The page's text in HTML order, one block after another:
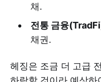
채.
전통 금융
채권.
헤징은 조금 더 고급